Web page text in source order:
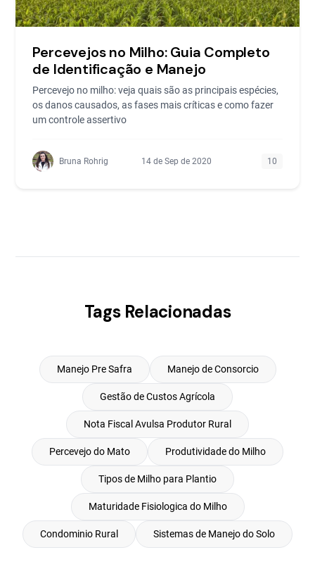
Percevejos no Milho: Guia Completo
de Identificação e Manejo
Percevejo no milho: veja quais são as principais espécies,
os danos causados, as fases mais críticas e como fazer
um controle assertivo
Bruna Rohrig 14 de Sep de 2020 10
Tags Relacionadas
Manejo Pre Safra Manejo de Consorcio
Gestão de Custos Agrícola
Nota Fiscal Avulsa Produtor Rural
Percevejo do Mato Produtividade do Milho
Tipos de Milho para Plantio
Maturidade Fisiologica do Milho
Condominio Rural Sistemas de Manejo do Solo